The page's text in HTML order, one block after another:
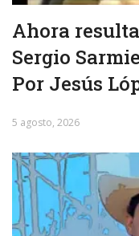
Ahora
Sergio
Por Jesús
5 agosto, 2026